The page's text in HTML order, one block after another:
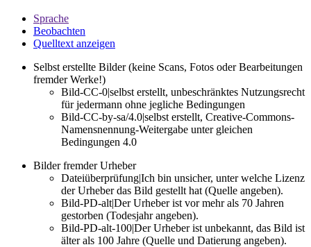
Sprache
Beobachten
Quelltext anzeigen
Selbst erstellte Bilder (keine Scans, Fotos oder Bearbeitungen
fremder Werke!)
Bild-CC-0|selbst erstellt, unbeschränktes Nutzungsrecht
für jedermann ohne jegliche Bedingungen
Bild-CC-by-sa/4.0|selbst erstellt, Creative-Commons-
Namensnennung-Weitergabe unter gleichen
Bedingungen 4.0
Bilder fremder Urheber
Dateiüberprüfung|Ich bin unsicher, unter welche Lizenz
der Urheber das Bild gestellt hat (Quelle angeben).
Bild-PD-alt|Der Urheber ist vor mehr als 70 Jahren
gestorben (Todesjahr angeben).
Bild-PD-alt-100|Der Urheber ist unbekannt, das Bild ist
älter als 100 Jahre (Quelle und Datierung angeben).